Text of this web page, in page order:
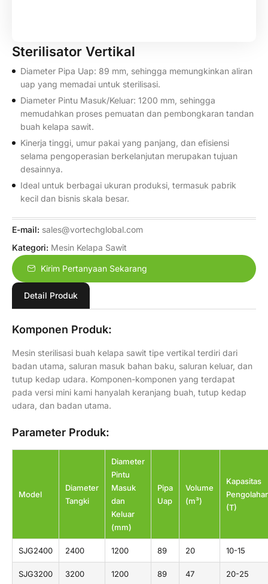
Sterilisator Vertikal
Diameter Pipa Uap: 89 mm, sehingga memungkinkan aliran
uap yang memadai untuk sterilisasi.
Diameter Pintu Masuk/Keluar: 1200 mm, sehingga
memudahkan proses pemuatan dan pembongkaran tandan
buah kelapa sawit.
Kinerja tinggi, umur pakai yang panjang, dan efisiensi
selama pengoperasian berkelanjutan merupakan tujuan
desainnya.
Ideal untuk berbagai ukuran produksi, termasuk pabrik
kecil dan bisnis skala besar.
E-mail: sales@vortechglobal.com
Kategori: Mesin Kelapa Sawit
Kirim Pertanyaan Sekarang
Detail Produk
Komponen Produk:
Mesin sterilisasi buah kelapa sawit tipe vertikal terdiri dari
badan utama, saluran masuk bahan baku, saluran keluar, dan
tutup kedap udara. Komponen-komponen yang terdapat
pada versi mini kami hanyalah keranjang buah, tutup kedap
udara, dan badan utama.
Parameter Produk:
Model
Diameter
Tangki
Diameter
Pintu
Masuk
dan
Keluar
(mm)
Pipa
Uap
Volume
(m³)
Kapasitas
(T)
SJG2400 2400 1200 89 20 10-15
SJG3200 3200 1200 89 47 20-25